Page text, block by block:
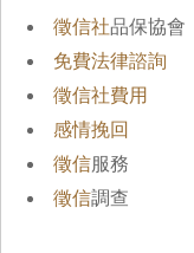
徵信社品保協會
免費法律諮詢
徵信社費用
感情挽回
徵信服務
徵信調查